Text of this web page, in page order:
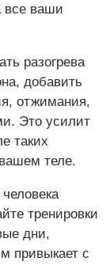
все ваши
разогрева
добавить
отжимания,
Это усилит
таких
теле.
тренировки
дни,
привыкает с